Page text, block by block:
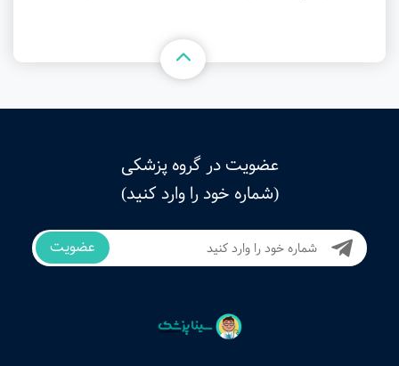
عضویت در گروه پزشکی
(شماره خود را وارد کنید)
عضویت